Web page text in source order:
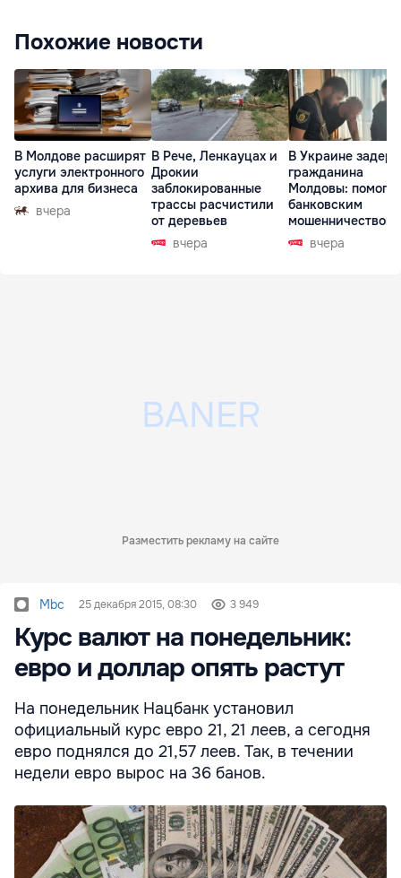
Похожие новости
В Молдове расширят
услуги электронного
архива для бизнеса
вчера
В Рече, Ленкауцах и
Дрокии
заблокированные
трассы расчистили
от деревьев
вчера
В Украине
гражданина
Молдовы:
банковским
мошенничеством
Чехиивчера
Разместить рекламу на сайте
Mbc 25 декабря 2015, 08:30 3 949
Курс валют на понедельник:
евро и доллар опять растут
На понедельник Нацбанк установил
официальный курс евро 21, 21 леев, а сегодня
евро поднялся до 21,57 леев. Так, в течении
недели евро вырос на 36 банов.